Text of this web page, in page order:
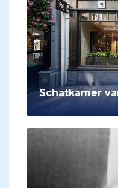
Schatkamer